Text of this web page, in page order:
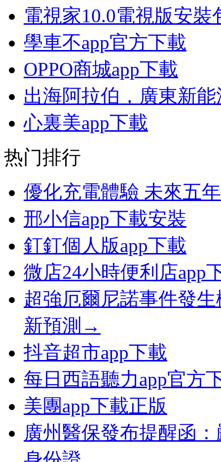
電視家10.0電視版安裝
學車不app官方下載
OPPO商城app下載
出海阿拉伯，廣東新
心裏美app下載
热门排行
優化充電體驗 未來五
邢小信app下載安裝
釘釘個人版app下載
微店24小時便利店app
超強厄爾尼諾事件發
新預測→
抖音超市app下載
每日西語聽力app官方
美團app下載正版
廣州醫保發布提醒函